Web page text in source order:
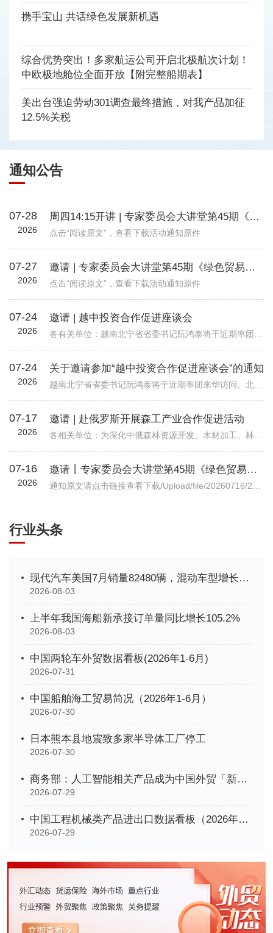
携手宝山 共话绿色发展新机遇
综合优势突出！多家航运公司开启北极航次计划！
中欧极地舱位全面开放【附完整船期表】
美出台强迫劳动301调查最终措施，对我产品加征
12.5%关税
通知公告
07-28
2026
周四14:15开讲 | 专家委员会大讲堂第45期《绿色贸易时代下的企业碳管理升级路径—从合规到竞争力》
点击“阅读原文”，查看下载活动通知原件
07-27
2026
邀请 | 专家委员会大讲堂第45期《绿色贸易时代下的企业碳管理升级路径—从合规到竞争力》
点击“阅读原文”，查看下载活动通知原件
07-24
2026
邀请 | 越中投资合作促进座谈会
07-24
2026
关于邀请参加“越中投资合作促进座谈会”的通知
07-17
2026
邀请 | 赴俄罗斯开展森工产业合作促进活动
07-16
2026
邀请丨专家委员会大讲堂第45期《绿色贸易时代下的企业碳管理升级路径—从合规到竞争力》公益讲座
行业头条
现代汽车美国7月销量82480辆，混动车型增长35%创新高
2026-08-03
上半年我国海船新承接订单量同比增长105.2%
2026-08-03
中国两轮车外贸数据看板(2026年1-6月)
2026-07-31
中国船舶海工贸易简况（2026年1-6月）
2026-07-30
日本熊本县地震致多家半导体工厂停工
2026-07-30
商务部：人工智能相关产品成为中国外贸「新名片」
2026-07-29
中国工程机械类产品进出口数据看板（2026年1-6月）
2026-07-29